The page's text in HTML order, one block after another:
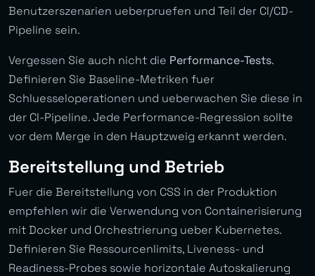
Benutzerszenarien ueberpruefen und Teil der CI/CD-
Pipeline sein.
Vergessen Sie auch nicht die Performance-Tests.
Definieren Sie Baseline-Metriken fuer
Schluesseloperationen und ueberwachen Sie diese in
der CI-Pipeline. Jede Performance-Regression sollte
vor dem Merge in den Hauptzweig erkannt werden.
Bereitstellung und Betrieb
Fuer die Bereitstellung von CSS in der Produktion
empfehlen wir die Verwendung von Containerisierung
mit Docker und Orchestrierung ueber Kubernetes.
Definieren Sie Ressourcenlimits, Liveness- und
Readiness-Probes sowie horizontale Autoskalierung